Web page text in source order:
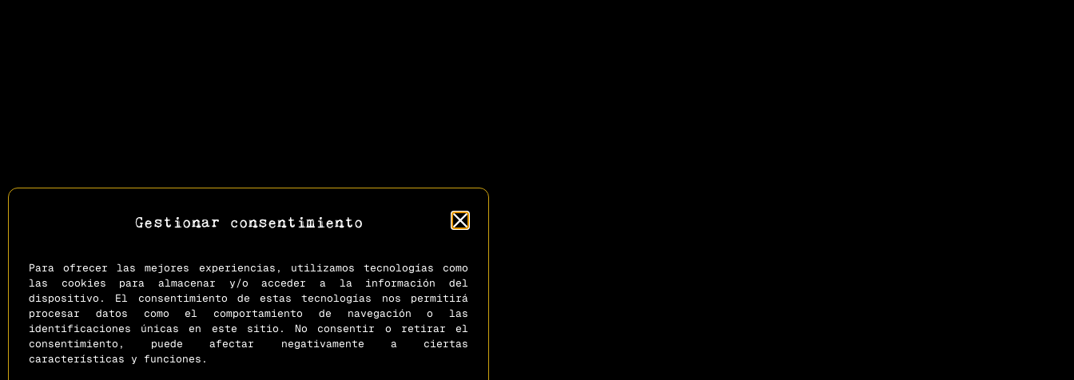
Gestionar consentimiento
Para ofrecer las mejores experiencias, utilizamos tecnologías como
las cookies para almacenar y/o acceder a la información del
dispositivo. El consentimiento de estas tecnologías nos permitirá
procesar datos como el comportamiento de navegación o las
identificaciones únicas en este sitio. No consentir o retirar el
consentimiento, puede afectar negativamente a ciertas
características y funciones.